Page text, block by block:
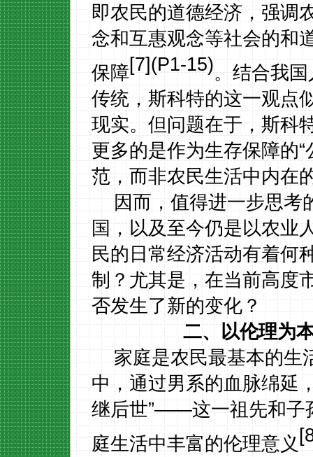
即农民的道德经济，强调
念和互惠观念等社会的和
保障[7](P1-15)。结合我
传统，斯科特的这一观点
现实。但问题在于，斯科
更多的是作为生存保障的
范，而非农民生活中内在
因而，值得进一步思考
国，以及至今仍是以农业
民的日常经济活动有着何
制？尤其是，在当前高度
否发生了新的变化？
二、以伦理为
家庭是农民最基本的生
中，通过男系的血脉绵延
继后世”——这一祖先和子
庭生活中丰富的伦理意义